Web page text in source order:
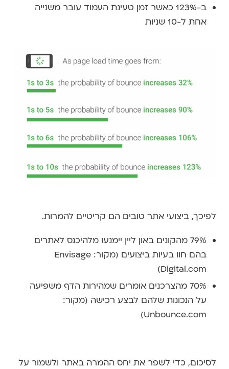
ב-123% כאשר זמן טעינת העמוד עובר משנייה
אחת ל-10 שניות
לפיכך, ביצועי אתר טובים הם קריטיים להמרות.
79% מהקונים באון ליין יימנעו מלהיכנס לאתרים
בהם חוו בעיות ביצועים (מקור: Envisage
Digital.com)
70% מהצרכנים אומרים שמהירות הדף משפיעה
על הנכונות שלהם לבצע רכישה (מקור:
Unbounce.com)
לסיכום, כדי לשפר את יחס ההמרה באתר ולשמור על